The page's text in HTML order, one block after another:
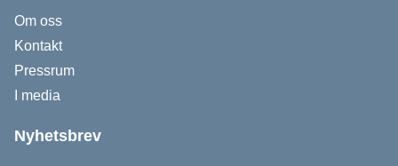
Om oss
Kontakt
Pressrum
I media
Nyhetsbrev